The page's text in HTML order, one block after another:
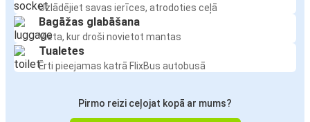
Uzlādējiet savas ierīces, atrodoties ceļā
Bagāžas glabāšana
Vieta, kur droši novietot mantas
Tualetes
Ērti pieejamas katrā FlixBus autobusā
Pirmo reizi ceļojat kopā ar mums?